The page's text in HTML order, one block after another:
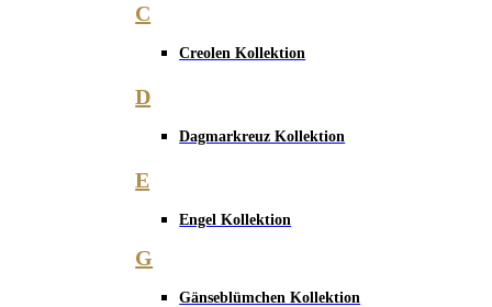
C
Creolen Kollektion
D
Dagmarkreuz Kollektion
E
Engel Kollektion
G
Gänseblümchen Kollektion